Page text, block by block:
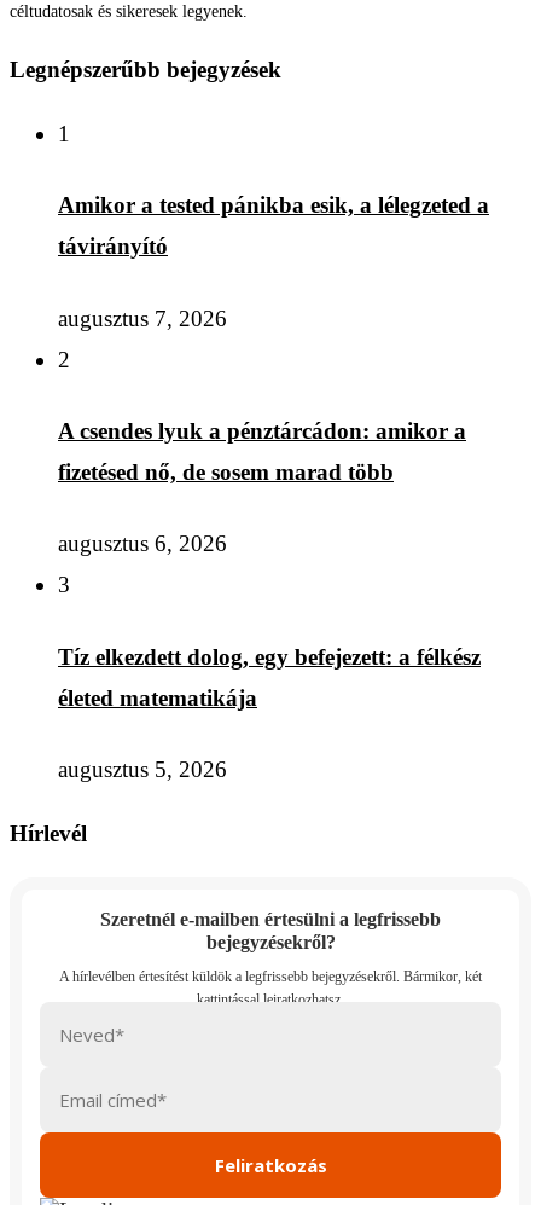
céltudatosak és sikeresek legyenek.
Legnépszerűbb bejegyzések
1
Amikor a tested pánikba esik, a lélegzeted a
távirányító
augusztus 7, 2026
2
A csendes lyuk a pénztárcádon: amikor a
fizetésed nő, de sosem marad több
augusztus 6, 2026
3
Tíz elkezdett dolog, egy befejezett: a félkész
életed matematikája
augusztus 5, 2026
Hírlevél
Szeretnél e-mailben értesülni a legfrissebb
bejegyzésekről?